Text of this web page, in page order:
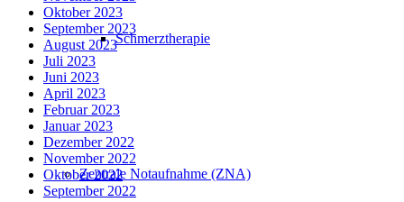
Schmerztherapie
Zentrale Notaufnahme (ZNA)
Oktober 2023
September 2023
August 2023
Juli 2023
Juni 2023
April 2023
Februar 2023
Januar 2023
Dezember 2022
November 2022
Oktober 2022
September 2022